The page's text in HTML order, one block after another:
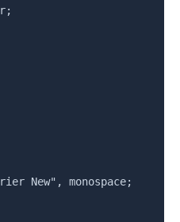
New", monospace;